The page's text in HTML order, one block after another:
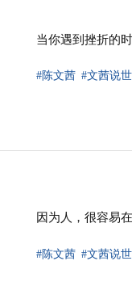
当你遇到挫折的
#陈文茜 #文茜说
因为人，很容易
#陈文茜 #文茜说